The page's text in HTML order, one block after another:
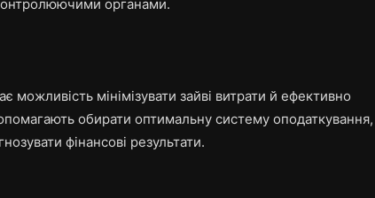
органами.
можливість мінімізувати зайві витрати й ефективно
обирати оптимальну систему оподаткування,
фінансові результати.